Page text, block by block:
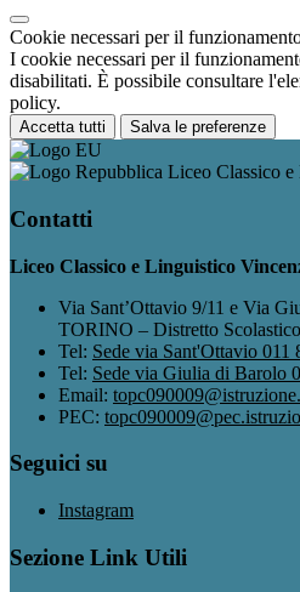
Cookie necessari per il
I cookie necessari per il
disabilitati. È possibile consultare
policy.
Accetta tutti Salva le preferenze
Liceo Classico
Contatti
Liceo Classico e Linguistico
Via Sant’Ottavio 9/11 e Via
TORINO – Distretto Scolastico
Tel: Sede via Sant'Ottavio 011
Tel: Sede via Giulia di Barolo
Email:
PEC:
Seguici su
Instagram
Sezione Link Utili